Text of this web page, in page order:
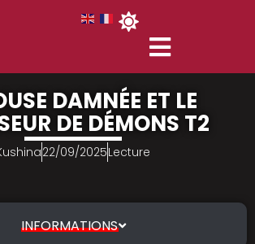
DAMNÉE ET LE
DE DÉMONS T2
22/09/2025Lecture
INFORMATIONS